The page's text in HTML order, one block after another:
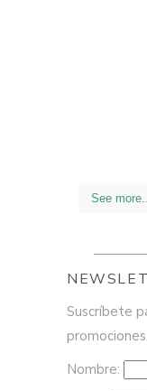
See more...
Suscríbete
Nombre: